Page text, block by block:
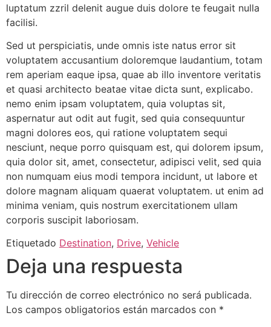
luptatum zzril delenit augue duis dolore te feugait nulla
facilisi.
Sed ut perspiciatis, unde omnis iste natus error sit
voluptatem accusantium doloremque laudantium, totam
rem aperiam eaque ipsa, quae ab illo inventore veritatis
et quasi architecto beatae vitae dicta sunt, explicabo.
nemo enim ipsam voluptatem, quia voluptas sit,
aspernatur aut odit aut fugit, sed quia consequuntur
magni dolores eos, qui ratione voluptatem sequi
nesciunt, neque porro quisquam est, qui dolorem ipsum,
quia dolor sit, amet, consectetur, adipisci velit, sed quia
non numquam eius modi tempora incidunt, ut labore et
dolore magnam aliquam quaerat voluptatem. ut enim ad
minima veniam, quis nostrum exercitationem ullam
corporis suscipit laboriosam.
Etiquetado Destination, Drive, Vehicle
Deja una respuesta
Tu dirección de correo electrónico no será publicada.
Los campos obligatorios están marcados con *